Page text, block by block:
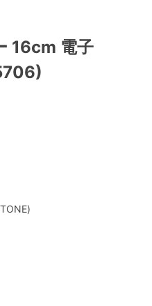
16cm 電子